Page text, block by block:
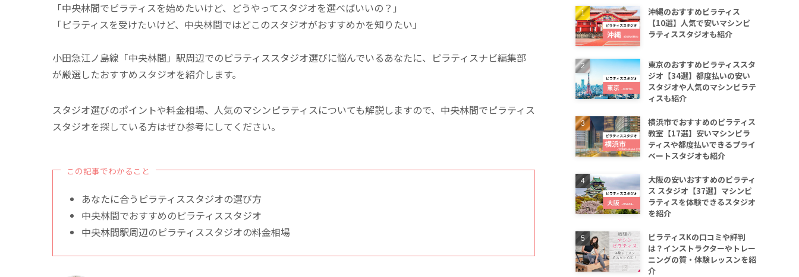
「中央林間でピラティスを始めたいけど、どうやってスタジオを選べばいいの？」
「ピラティスを受けたいけど、中央林間ではどこのスタジオがおすすめかを知りたい」
小田急江ノ島線「中央林間」駅周辺でのピラティススタジオ選びに悩んでいるあなたに、ピラティスナビ編集部
が厳選したおすすめスタジオを紹介します。
スタジオ選びのポイントや料金相場、人気のマシンピラティスについても解説しますので、中央林間でピラティス
スタジオを探している方はぜひ参考にしてください。
この記事でわかること
あなたに合うピラティススタジオの選び方
中央林間でおすすめのピラティススタジオ
中央林間駅周辺のピラティススタジオの料金相場
沖縄のおすすめピラティス
【10選】人気で安いマシンピ
ラティススタジオも紹介
東京のおすすめピラティススタ
ジオ【34選】都度払いの安い
スタジオや人気のマシンピラテ
ィスも紹介
横浜市でおすすめのピラティス
教室【17選】安いマシンピラ
ティスや都度払いできるプライ
ベートスタジオも紹介
大阪の安いおすすめのピラティ
ス スタジオ【37選】マシンピ
ラティスを体験できるスタジオ
を紹介
ピラティスKの口コミや評判
は？インストラクターやトレー
ニングの質・体験レッスンを紹
介